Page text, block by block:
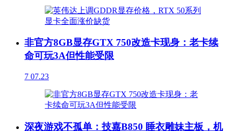
非官方8GB显存GTX 750改造卡现身：老卡续
命可玩3A但性能受限
7 07.23
深夜游戏不孤单：技嘉B850 睡衣雕妹主板，机